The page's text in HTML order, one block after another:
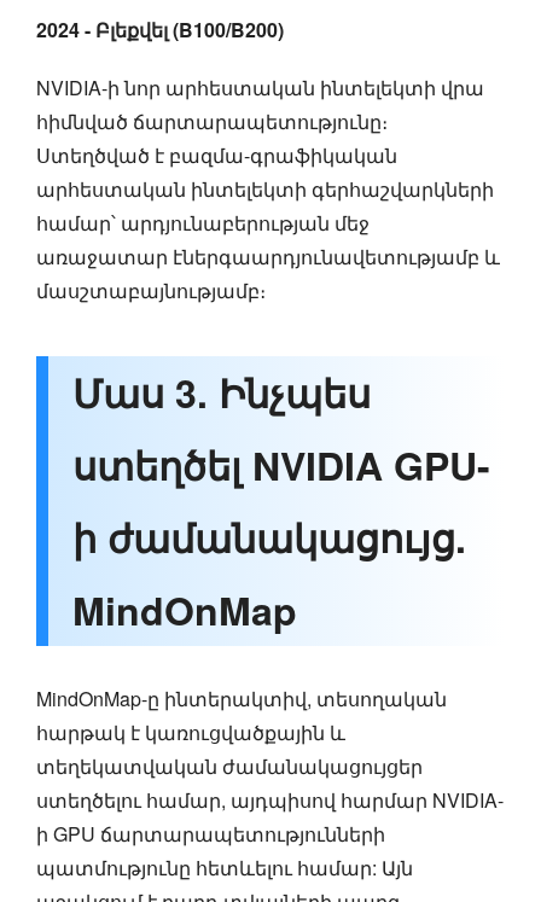
2024 - Բլեքվել (B100/B200)
NVIDIA-ի նոր արհեստական ինտելեկտի վրա
հիմնված ճարտարապետությունը։
Ստեղծված է բազմա-գրաֆիկական
արհեստական ինտելեկտի գերհաշվարկների
համար՝ արդյունաբերության մեջ
առաջատար էներգաարդյունավետությամբ և
մասշտաբայնությամբ։
Մաս 3. Ինչպես
ստեղծել NVIDIA GPU-
ի ժամանակացույց.
MindOnMap
MindOnMap-ը ինտերակտիվ, տեսողական
հարթակ է կառուցվածքային և
տեղեկատվական ժամանակացույցեր
ստեղծելու համար, այդպիսով հարմար NVIDIA-
ի GPU ճարտարապետությունների
պատմությունը հետևելու համար: Այն